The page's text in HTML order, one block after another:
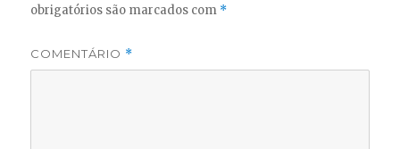
obrigatórios são marcados com *
COMENTÁRIO *